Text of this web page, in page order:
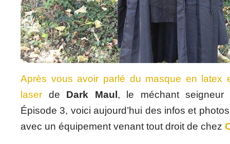
Après vous avoir parlé du masque en latex
laser de Dark Maul , le méchant
Épisode 3, voici aujourd’hui des infos et
avec un équipement venant tout droit de chez